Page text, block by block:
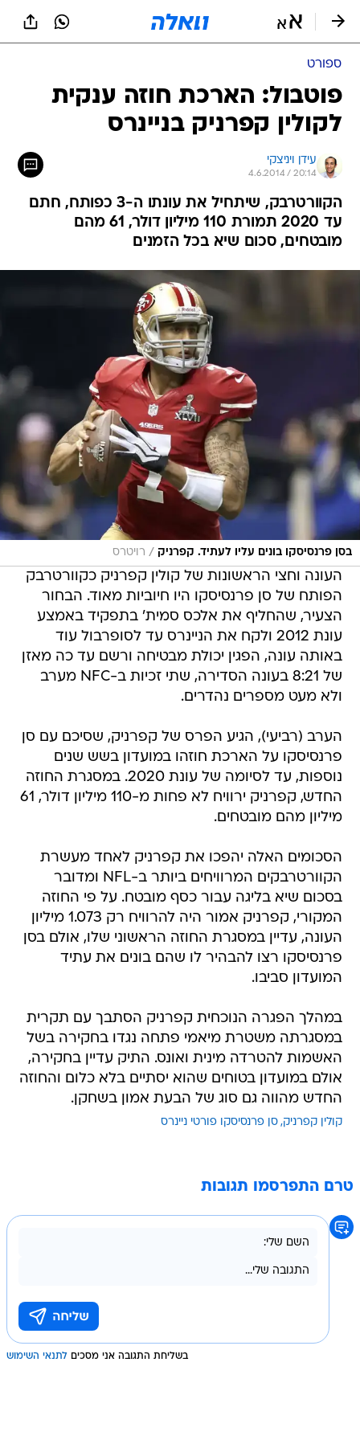
ספורט
פוטבול: הארכת חוזה ענקית
לקולין קפרניק בניינרס
עידן ויניצקי
4.6.2014 / 20:14
הקוורטרבק, שיתחיל את עונתו ה-3 כפותח, חתם
עד 2020 תמורת 110 מיליון דולר, 61 מהם
מובטחים, סכום שיא בכל הזמנים
בסן פרנסיסקו בונים עליו לעתיד. קפרניק / רויטרס
העונה וחצי הראשונות של קולין קפרניק כקוורטרבק
הפותח של סן פרנסיסקו היו חיוביות מאוד. הבחור
הצעיר, שהחליף את אלכס סמית' בתפקיד באמצע
עונת 2012 ולקח את הניינרס עד לסופרבול עוד
באותה עונה, הפגין יכולת מבטיחה ורשם עד כה מאזן
של 8:21 בעונה הסדירה, שתי זכיות ב-NFC מערב
ולא מעט מספרים נהדרים.
הערב (רביעי), הגיע הפרס של קפרניק, שסיכם עם סן
פרנסיסקו על הארכת חוזהו במועדון בשש שנים
נוספות, עד לסיומה של עונת 2020. במסגרת החוזה
החדש, קפרניק ירוויח לא פחות מ-110 מיליון דולר, 61
מיליון מהם מובטחים.
הסכומים האלה יהפכו את קפרניק לאחד מעשרת
הקוורטרבקים המרוויחים ביותר ב-NFL ומדובר
בסכום שיא בליגה עבור כסף מובטח. על פי החוזה
המקורי, קפרניק אמור היה להרוויח רק 1.073 מיליון
העונה, עדיין במסגרת החוזה הראשוני שלו, אולם בסן
פרנסיסקו רצו להבהיר לו שהם בונים את עתיד
המועדון סביבו.
במהלך הפגרה הנוכחית קפרניק הסתבך עם תקרית
במסגרתה משטרת מיאמי פתחה נגדו בחקירה בשל
האשמות להטרדה מינית ואונס. התיק עדיין בחקירה,
אולם במועדון בטוחים שהוא יסתיים בלא כלום והחוזה
החדש מהווה גם סוג של הבעת אמון בשחקן.
קולין קפרניק סן פרנסיסקו פורטי ניינרס
טרם התפרסמו תגובות
בשליחת התגובה אני מסכים לתנאי השימוש